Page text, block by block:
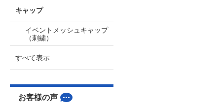
キャップ
イベントメッシュキャップ
（刺繍）
すべて表示
お客様の声